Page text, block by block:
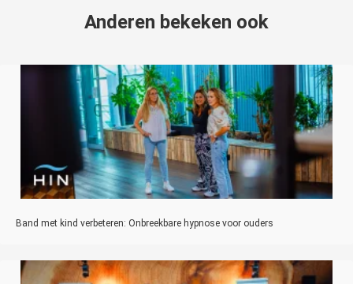
Anderen bekeken ook
Band met kind verbeteren: Onbreekbare hypnose voor ouders